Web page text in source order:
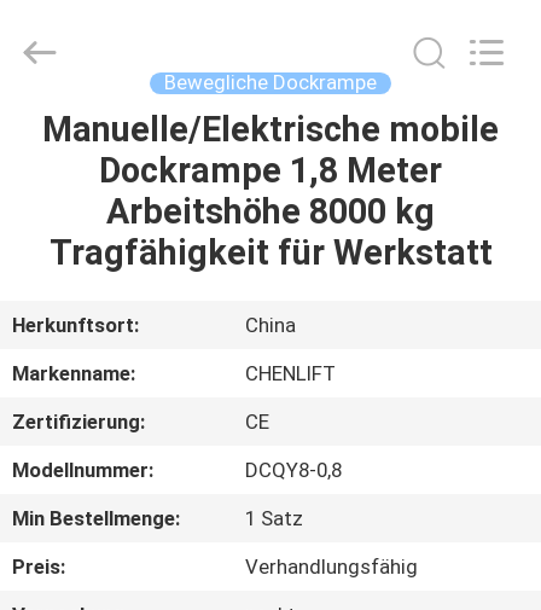
HAUSE
PRODUKTE
ÜBER
UNS
WERKSBESICHTIGUNG
QUALITÄTSKONTROLLE
KONTAKT
LTD.
Bewegliche Dockrampe
Manuelle/Elektrische mobile
Dockrampe 1,8 Meter
Arbeitshöhe 8000 kg
Tragfähigkeit für Werkstatt
Herkunftsort:
China
Markenname:
CHENLIFT
Zertifizierung:
CE
Modellnummer:
DCQY8-0,8
Min Bestellmenge:
1 Satz
Preis:
Verhandlungsfähig